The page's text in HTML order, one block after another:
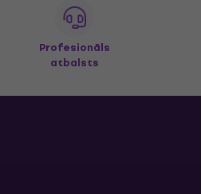
Profesionāls
atbalsts